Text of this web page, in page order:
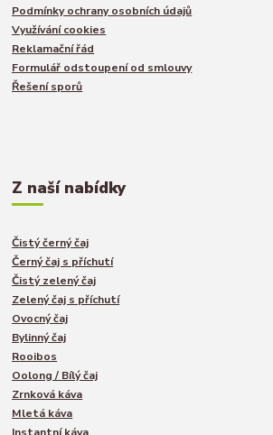
Podmínky ochrany osobních údajů
Využívání cookies
Reklamační řád
Formulář odstoupení od smlouvy
Řešení sporů
Z naší nabídky
Čistý černý čaj
Černý čaj s příchutí
Čistý zelený čaj
Zelený čaj s příchutí
Ovocný čaj
Bylinný čaj
Rooibos
Oolong / Bílý čaj
Zrnková káva
Mletá káva